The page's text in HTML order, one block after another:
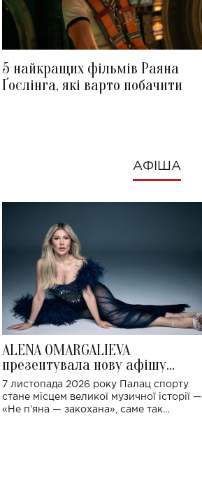
5 найкращих фільмів Раяна
Ґослінга, які варто побачити
АФІША
ALENA OMARGALIEVA
презентувала нову афішу
великого концерту в Палаці
спорту
7 листопада 2026 року Палац спорту
стане місцем великої музичної історії —
«Не пʼяна — закохана», саме так